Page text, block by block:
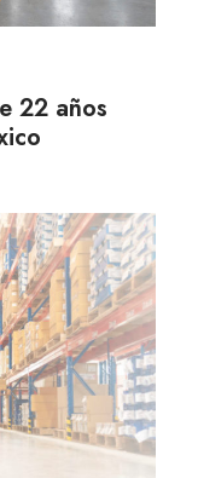
22 años